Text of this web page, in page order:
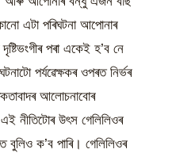
এটা পৰিঘটনা আপোনাৰ
পৰা একেই হ’ব নে
পৰ্যৱেক্ষকৰ ওপৰত নিৰ্ভৰ
আলোচনাবোৰ
নীতিটোৰ উৎস গেলিলিওৰ
বুলিও ক’ব পাৰি। গেলিলিওৰ